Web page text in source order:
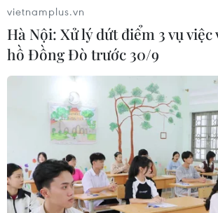
vietnamplus.vn
Hà Nội: Xử lý dứt điểm 3 vụ
hồ Đồng Đò trước 30/9